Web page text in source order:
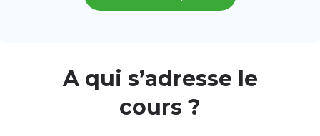
A qui s’adresse le
cours ?